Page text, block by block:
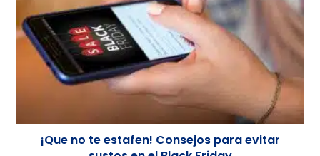
¡Que no te estafen! Consejos para evitar